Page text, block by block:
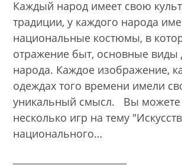
Каждый народ имеет свою
традиции, у каждого народа
национальные костюмы, в
отражение быт, основные виды
народа. Каждое изображение,
одеждах того времени имели
уникальный смысл. Вы можете
несколько игр на тему
национального…